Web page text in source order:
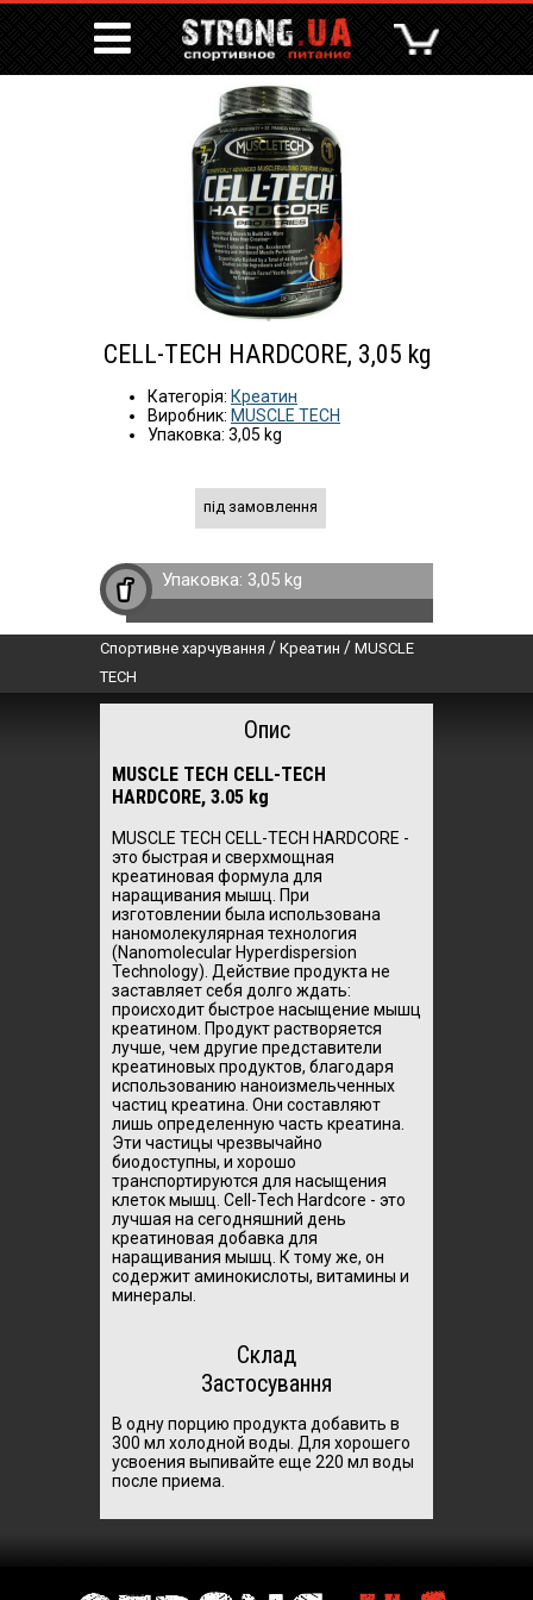
CELL-TECH HARDCORE, 3,05 kg
Категорія: Креатин
Виробник: MUSCLE TECH
Упаковка: 3,05 kg
під замовлення
Упаковка: 3,05 kg
Спортивне харчування / Креатин / MUSCLE
TECH
Опис
MUSCLE TECH CELL-TECH
HARDCORE, 3.05 kg
MUSCLE TECH CELL-TECH HARDCORE -
это быстрая и сверхмощная
креатиновая формула для
наращивания мышц. При
изготовлении была использована
наномолекулярная технология
(Nanomolecular Hyperdispersion
Technology). Действие продукта не
заставляет себя долго ждать:
происходит быстрое насыщение мышц
креатином. Продукт растворяется
лучше, чем другие представители
креатиновых продуктов, благодаря
использованию наноизмельченных
частиц креатина. Они составляют
лишь определенную часть креатина.
Эти частицы чрезвычайно
биодоступны, и хорошо
транспортируются для насыщения
клеток мышц. Cell-Tech Hardcore - это
лучшая на сегодняшний день
креатиновая добавка для
наращивания мышц. К тому же, он
содержит аминокислоты, витамины и
минералы.
Склад
Застосування
В одну порцию продукта добавить в
300 мл холодной воды. Для хорошего
усвоения выпивайте еще 220 мл воды
после приема.